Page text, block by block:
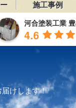
施工事例
河合塗装工業
4.6
けします！